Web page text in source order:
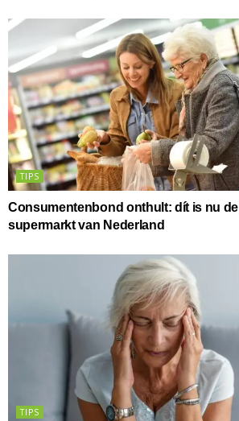
TIPS
Consumentenbond onthult: dít is nu
supermarkt van Nederland
TIPS